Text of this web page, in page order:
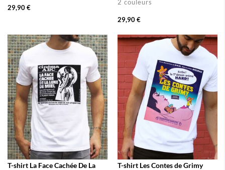
29,90 €
2 couleurs
29,90 €
T-shirt La Face Cachée De La
T-shirt Les Contes de Grimy